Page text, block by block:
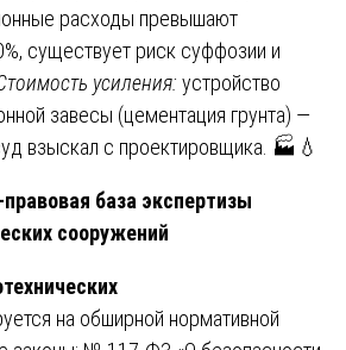
расходы превышают
существует риск суффозии и
усиления: устройство
завесы (цементация грунта) —
взыскал с проектировщика. 🏭💧
база экспертизы
сооружений
на обширной нормативной